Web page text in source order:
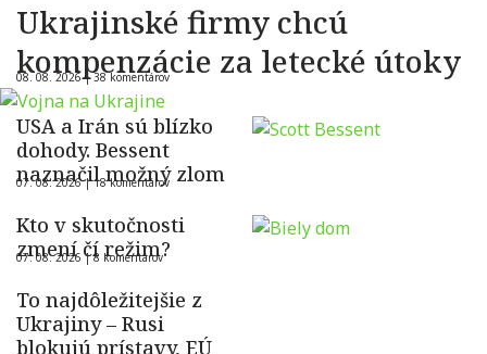
Ukrajinské firmy chcú
kompenzácie za letecké útoky
08. 08. 2026 |38 komentárov
USA a Irán sú blízko
dohody. Bessent
naznačil možný zlom
07. 08. 2026 |18 komentárov
Kto v skutočnosti
zmení čí režim?
07. 08. 2026 |8 komentárov
To najdôležitejšie z
Ukrajiny – Rusi
blokujú prístavy, EÚ